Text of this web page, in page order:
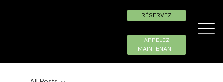
APPELEZ
MAINTENANT
RÉSERVEZ